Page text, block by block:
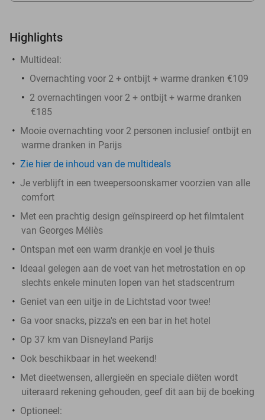
Highlights
Multideal:
Overnachting voor 2 + ontbijt + warme dranken €109
2 overnachtingen voor 2 + ontbijt + warme dranken
€185
Mooie overnachting voor 2 personen inclusief ontbijt en
warme dranken in Parijs
Zie hier de inhoud van de multideals
Je verblijft in een tweepersoonskamer voorzien van alle
comfort
Met een prachtig design geïnspireerd op het filmtalent
van Georges Méliès
Ontspan met een warm drankje en voel je thuis
Ideaal gelegen aan de voet van het metrostation en op
slechts enkele minuten lopen van het stadscentrum
Geniet van een uitje in de Lichtstad voor twee!
Ga voor snacks, pizza's en een bar in het hotel
Op 37 km van Disneyland Parijs
Ook beschikbaar in het weekend!
Met dieetwensen, allergieën en speciale diëten wordt
uiteraard rekening gehouden, geef dit aan bij de boeking
Optioneel: